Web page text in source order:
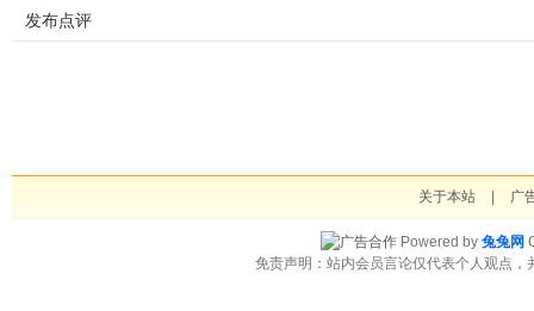
发布点评
关于本站 广
Powered by 兔兔网
免责声明：站内会员言论仅代表个人观点